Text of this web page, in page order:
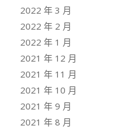
2022 年 3 月
2022 年 2 月
2022 年 1 月
2021 年 12 月
2021 年 11 月
2021 年 10 月
2021 年 9 月
2021 年 8 月